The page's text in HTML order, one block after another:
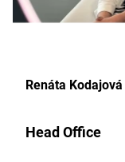
Renáta Kodajová
Head Office